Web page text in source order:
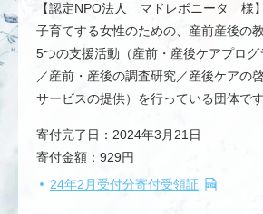
【認定NPO法人 マドレボニータ 様】
子育てする女性のための、産前産後の
5つの支援活動（産前・産後ケアプロ
／産前・産後の調査研究／産後ケアの
サービスの提供）を行っている団体です
寄付完了日：2024年3月21日
寄付金額：929円
24年2月受付分寄付受領証